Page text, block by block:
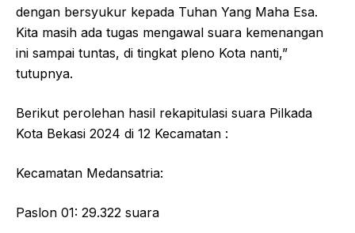
dengan bersyukur kepada Tuhan Yang Maha Esa.
Kita masih ada tugas mengawal suara kemenangan
ini sampai tuntas, di tingkat pleno Kota nanti,”
tutupnya.
Berikut perolehan hasil rekapitulasi suara Pilkada
Kota Bekasi 2024 di 12 Kecamatan :
Kecamatan Medansatria:
Paslon 01: 29.322 suara